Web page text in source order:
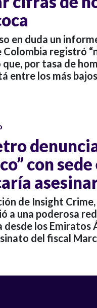
en duda un
Colombia registró
por tasa de
entre los más
con sede
de Insight
a una poderosa
los Emiratos
del fiscal